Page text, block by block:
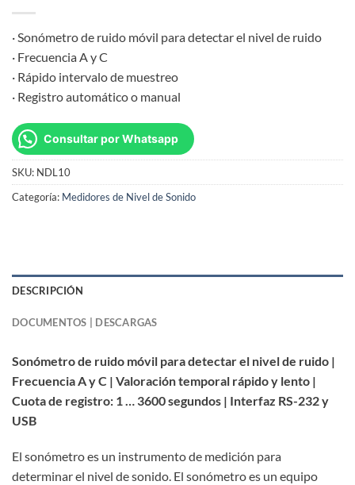
· Sonómetro de ruido móvil para detectar el nivel de ruido
· Frecuencia A y C
· Rápido intervalo de muestreo
· Registro automático o manual
Consultar por Whatsapp
SKU: NDL10
Categoría: Medidores de Nivel de Sonido
DESCRIPCIÓN
DOCUMENTOS | DESCARGAS
Sonómetro de ruido móvil para detectar el nivel de ruido |
Frecuencia A y C | Valoración temporal rápido y lento |
Cuota de registro: 1 … 3600 segundos | Interfaz RS-232 y
USB
El sonómetro es un instrumento de medición para
determinar el nivel de sonido. El sonómetro es un equipo